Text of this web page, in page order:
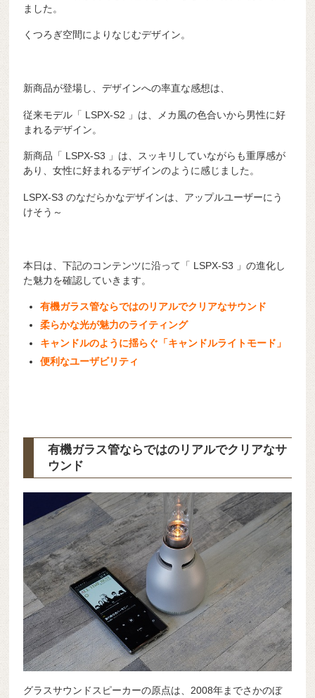
ました。
くつろぎ空間によりなじむデザイン。
新商品が登場し、デザインへの率直な感想は、
従来モデル「 LSPX-S2 」は、メカ風の色合いから男性に好
まれるデザイン。
新商品「 LSPX-S3 」は、スッキリしていながらも重厚感が
あり、女性に好まれるデザインのように感じました。
LSPX-S3 のなだらかなデザインは、アップルユーザーにう
けそう～
本日は、下記のコンテンツに沿って「 LSPX-S3 」の進化し
た魅力を確認していきます。
有機ガラス管ならではのリアルでクリアなサウンド
柔らかな光が魅力のライティング
キャンドルのように揺らぐ「キャンドルライトモード」
便利なユーザビリティ
有機ガラス管ならではのリアルでクリアなサ
ウンド
グラスサウンドスピーカーの原点は、2008年までさかのぼ